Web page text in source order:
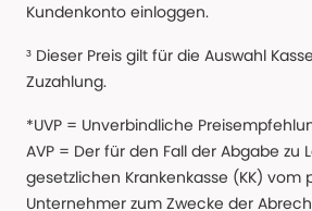
Kundenkonto einloggen.
³ Dieser Preis gilt für die Auswahl
Zuzahlung.
*UVP = Unverbindliche
AVP = Der für den Fall der Abgabe zu
gesetzlichen Krankenkasse (KK) vom
Unternehmer zum Zwecke der